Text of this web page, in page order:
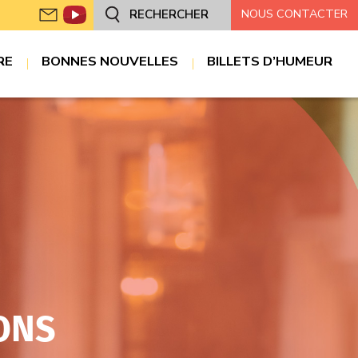
RECHERCHER NOUS CONTACTER
BONNES NOUVELLES BILLETS D’HUMEUR